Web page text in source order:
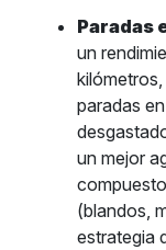
Paradas
un
paradas
un mejor
(blandos,
estrategia